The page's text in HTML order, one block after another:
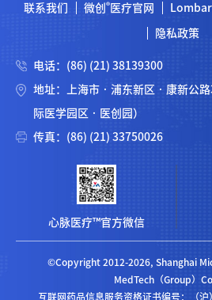
联系我们 微创 ® 医疗官网
隐私政策
电话：(86) (21) 38139300
地址：上海市 · 浦东新区 · 康新公
际医学园区 · 医创园）
传真：(86) (21) 33750026
心脉医疗™官方微信
©Copyright 2012-2026, Shanghai
MedTech（Group）
互联网药品信息服务资格证书编号：（